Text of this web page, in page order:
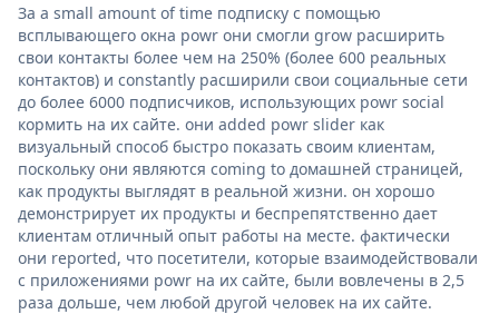
За a small amount of time подписку с помощью
всплывающего окна powr они смогли grow расширить
свои контакты более чем на 250% (более 600 реальных
контактов) и constantly расширили свои социальные сети
до более 6000 подписчиков, использующих powr social
кормить на их сайте. они added powr slider как
визуальный способ быстро показать своим клиентам,
поскольку они являются coming to домашней страницей,
как продукты выглядят в реальной жизни. он хорошо
демонстрирует их продукты и беспрепятственно дает
клиентам отличный опыт работы на месте. фактически
они reported, что посетители, которые взаимодействовали
с приложениями powr на их сайте, были вовлечены в 2,5
раза дольше, чем любой другой человек на их сайте.